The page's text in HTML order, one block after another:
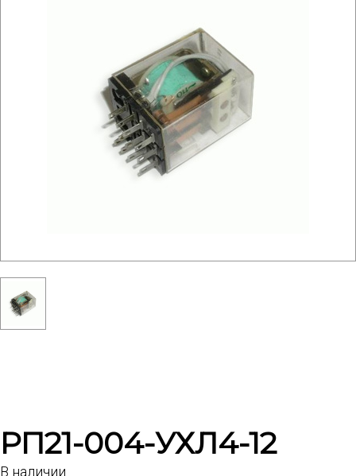
РП21-004-УХЛ4-12
В наличии